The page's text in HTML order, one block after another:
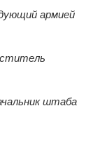
армией
штаба